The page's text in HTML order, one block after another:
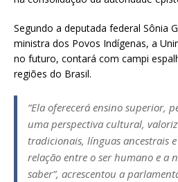
Segundo a deputada federal Sônia
ministra dos Povos Indígenas, a
no futuro, contará com campi
regiões do Brasil.
“Ela oferecerá ensino superior,
uma perspectiva cultural,
tradicionais, línguas ancestrais
relação entre o ser humano e a
saber”, acrescentou a